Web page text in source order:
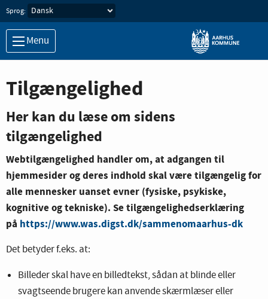
Sprog:
Menu
Tilgængelighed
Her kan du læse om sidens
tilgængelighed
Webtilgængelighed handler om, at adgangen til
hjemmesider og deres indhold skal være tilgængelig for
alle mennesker uanset evner (fysiske, psykiske,
kognitive og tekniske). Se tilgængelighedserklæring
på https://www.was.digst.dk/sammenomaarhus-dk
Det betyder f.eks. at:
Billeder skal have en billedtekst, sådan at blinde eller
svagtseende brugere kan anvende skærmlæser eller